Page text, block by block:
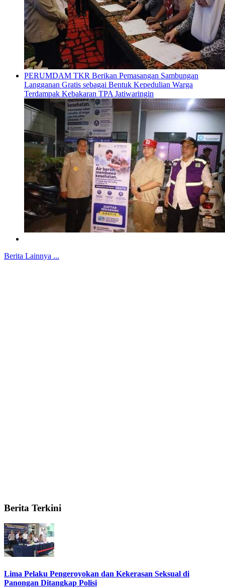
PERUMDAM TKR Berikan Pemasangan Sambungan
Langganan Gratis sebagai Bentuk Kepedulian Warga
Terdampak Kebakaran TPA Jatiwaringin
Berita Lainnya ...
Berita Terkini
Lima Pelaku Pengeroyokan dan Kekerasan Seksual di
Panongan Ditangkap Polisi